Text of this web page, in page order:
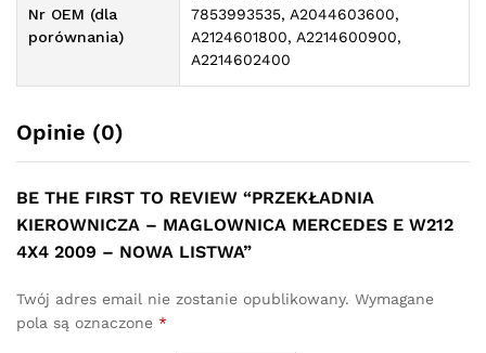
Nr OEM (dla
porównania)
7853993535, A2044603600,
A2124601800, A2214600900,
A2214602400
Opinie (0)
BE THE FIRST TO REVIEW “PRZEKŁADNIA
KIEROWNICZA – MAGLOWNICA MERCEDES E W212
4X4 2009 – NOWA LISTWA”
Twój adres email nie zostanie opublikowany. Wymagane
pola są oznaczone *